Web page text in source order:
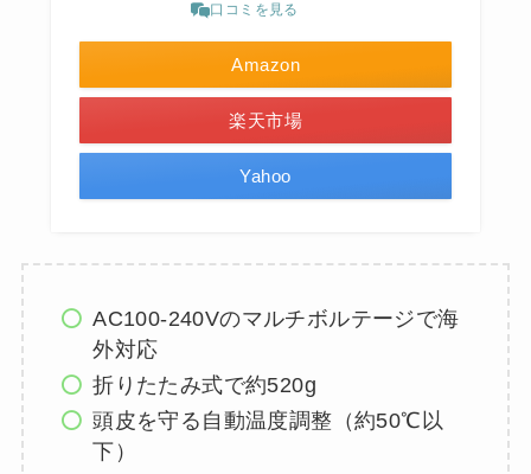
口コミを見る
Amazon
楽天市場
Yahoo
AC100-240Vのマルチボルテージで海
外対応
折りたたみ式で約520g
頭皮を守る自動温度調整（約50℃以
下）